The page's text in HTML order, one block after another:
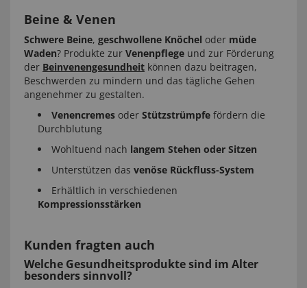
Beine & Venen
Schwere Beine, geschwollene Knöchel oder müde
Waden? Produkte zur Venenpflege und zur Förderung
der Beinvenengesundheit können dazu beitragen,
Beschwerden zu mindern und das tägliche Gehen
angenehmer zu gestalten.
Venencremes oder Stützstrümpfe fördern die
Durchblutung
Wohltuend nach langem Stehen oder Sitzen
Unterstützen das venöse Rückfluss-System
Erhältlich in verschiedenen
Kompressionsstärken
Kunden fragten auch
Welche Gesundheitsprodukte sind im Alter
besonders sinnvoll?